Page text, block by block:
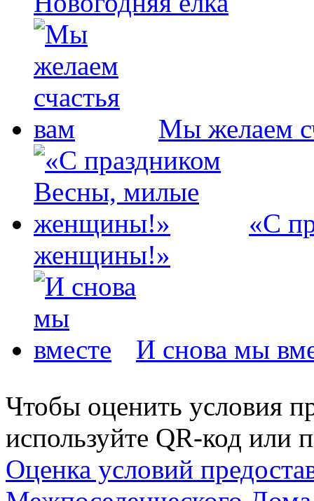
Мы желаем
«С
женщины!»
И снова мы
Чтобы оценить условия
используйте QR-код или
Оценка условий